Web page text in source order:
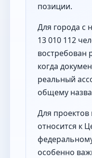
позиции.
Для города с
13 010 112
востребован
когда
реальный
общему
Для
относится к
особенно